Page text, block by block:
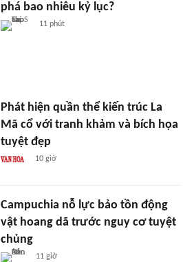
phá bao nhiêu kỷ lục?
11 phút
Phát hiện quần thể kiến trúc La
Mã cổ với tranh khảm và bích họa
tuyệt đẹp
10 giờ
Campuchia nỗ lực bảo tồn động
vật hoang dã trước nguy cơ tuyệt
chủng
11 giờ